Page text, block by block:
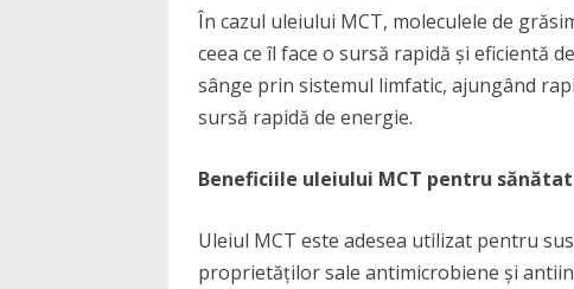
În cazul uleiului MCT, moleculele de
ceea ce îl face o sursă rapidă și eficientă
sânge prin sistemul limfatic, ajungând
sursă rapidă de energie.
Beneficiile uleiului MCT pentru
Uleiul MCT este adesea utilizat pentru
proprietăților sale antimicrobiene și